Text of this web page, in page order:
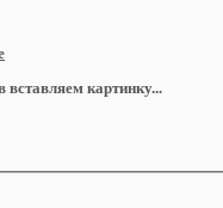
картинку...